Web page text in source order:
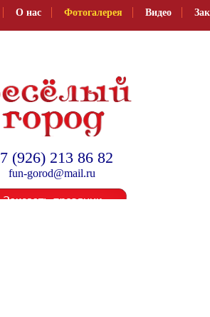
О нас Фотогалерея Видео
(926) 213 86 82
fun-gorod@mail.ru